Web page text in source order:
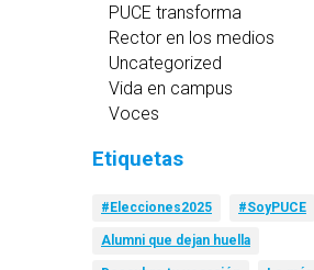
PUCE transforma
Rector en los medios
Uncategorized
Vida en campus
Voces
Etiquetas
#Elecciones2025 #SoyPUCE
Alumni que dejan huella